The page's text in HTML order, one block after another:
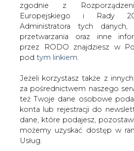
WŁĄCZ CIRE.TV
zgodnie z
Europejskiego i Rady
Administratora tych
przetwarzania oraz inne
przez RODO znajdziesz w
pod tym linkiem.
Jeżeli korzystasz także z
za pośrednictwem naszego
też Twoje dane osobowe
konta lub rejestracji do
dane, które podajesz,
możemy uzyskać dostęp w
Usług.
Strona główna RYNEK PALIW
Orlen
2005-01-11 00:00